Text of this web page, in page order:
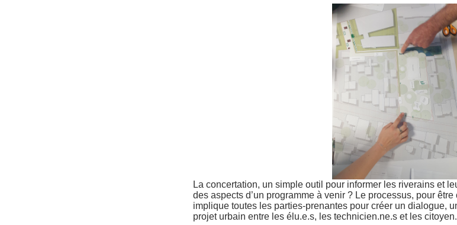
La concertation, un simple outil pour informer les riverains et
des aspects d’un programme à venir ? Le processus, pour
implique toutes les parties-prenantes pour créer un dialogue,
projet urbain entre les élu.e.s, les technicien.ne.s et les